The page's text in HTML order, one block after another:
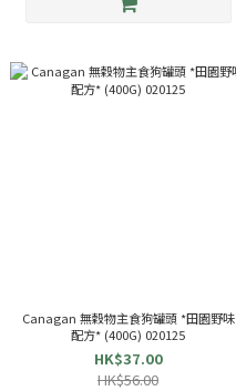
Canagan 無穀物主食狗罐頭 *田園野味
配方* (400G) 020125
HK$37.00
HK$56.00